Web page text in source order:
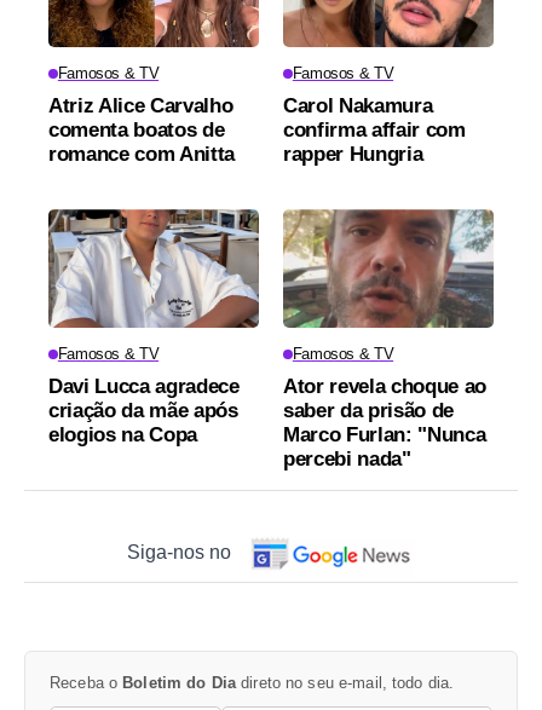
Famosos & TV
Atriz Alice Carvalho
comenta boatos de
romance com Anitta
Famosos & TV
Carol Nakamura
confirma affair com
rapper Hungria
Famosos & TV
Davi Lucca agradece
criação da mãe após
elogios na Copa
Famosos & TV
Ator revela choque ao
saber da prisão de
Marco Furlan: "Nunca
percebi nada"
Siga-nos no
Receba o Boletim do Dia direto no seu e-mail, todo dia.